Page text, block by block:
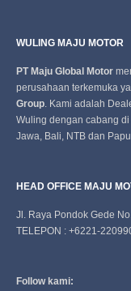
WULING MAJU MOTOR
PT Maju Global Motor
perusahaan terkemuka
Group . Kami adalah
Wuling dengan cabang di
Jawa, Bali, NTB dan
HEAD OFFICE MAJU
Jl. Raya Pondok Gede
TELEPON : +6221-
Follow kami: